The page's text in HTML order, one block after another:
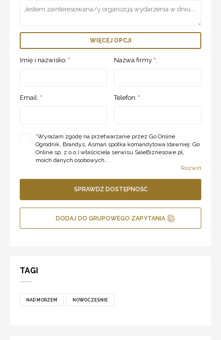
WIĘCEJ OPCJI
Imię i nazwisko: * Nazwa firmy *:
Email: * Telefon: *
*Wyrażam zgodę na przetwarzanie przez Go Online
Ogrodnik, Brandys, Asman spółka komandytowa (dawniej: Go
Online sp. z o.o.) właściciela serwisu SaleBiznesowe.pl,
moich danych osobowych...
Rozwiń
SPRAWDŹ DOSTĘPNOŚĆ
DODAJ DO GRUPOWEGO ZAPYTANIA
TAGI
NAD MORZEM NOWOCZEŚNIE